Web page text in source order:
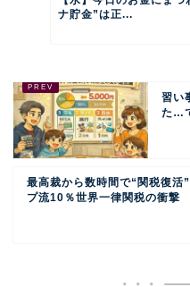
ナ貯金”は正...
習い
た…
最高裁から数時間で“関税復活
プ流10％世界一律関税の衝撃